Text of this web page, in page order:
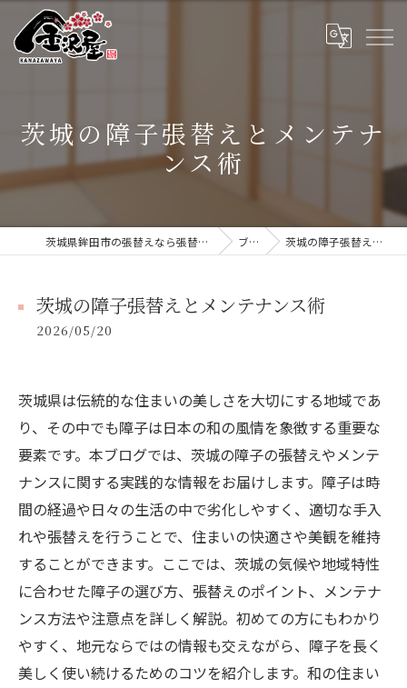
茨城の障子張替えとメンテナ
ンス術
茨城県鉾田市の張替えなら張替本舗 金沢屋 大洗・鹿嶋店 ブログ 茨城の障子張替えとメンテナンス術
茨城の障子張替えとメンテナンス術
2026/05/20
茨城県は伝統的な住まいの美しさを大切にする地域であ
り、その中でも障子は日本の和の風情を象徴する重要な
要素です。本ブログでは、茨城の障子の張替えやメンテ
ナンスに関する実践的な情報をお届けします。障子は時
間の経過や日々の生活の中で劣化しやすく、適切な手入
れや張替えを行うことで、住まいの快適さや美観を維持
することができます。ここでは、茨城の気候や地域特性
に合わせた障子の選び方、張替えのポイント、メンテナ
ンス方法や注意点を詳しく解説。初めての方にもわかり
やすく、地元ならではの情報も交えながら、障子を長く
美しく使い続けるためのコツを紹介します。和の住まい